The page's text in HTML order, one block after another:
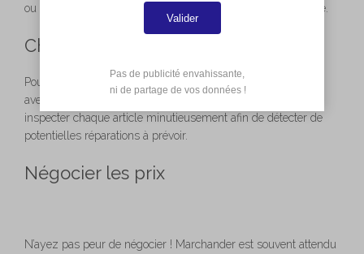
ou rétro, parfaits pour personnaliser sans casser votre tirelire.
Chiner efficacement
Pour tirer le meilleur parti de vos séances de chine, allez-y
avec une idée précise de ce que vous cherchez. Veillez à
inspecter chaque article minutieusement afin de détecter de
potentielles réparations à prévoir.
Négocier les prix
N’ayez pas peur de négocier ! Marchander est souvent attendu
Valider
Pas de publicité envahissante,
ni de partage de vos données !